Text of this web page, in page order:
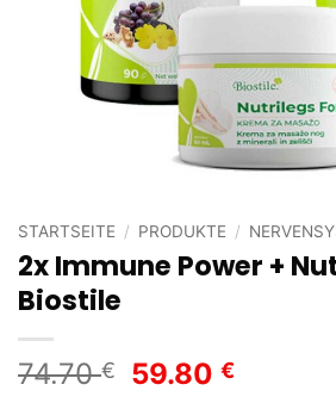
STARTSEITE / PRODUKTE /
2x Immune Power +
Biostile
74.70€
Ursprünglicher
59.80€